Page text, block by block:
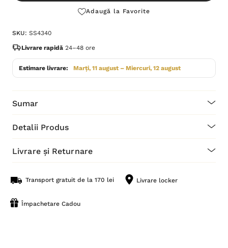
Adaugă la Favorite
SKU: SS4340
Livrare rapidă 24–48 ore
Estimare livrare: Marți, 11 august – Miercuri, 12 august
Sumar
Detalii Produs
Livrare și Returnare
Transport gratuit de la 170 lei Livrare locker
Împachetare Cadou